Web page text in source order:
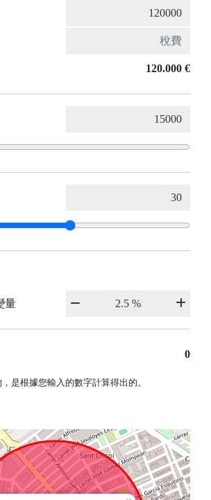
120.000 €
量
0
是根據您輸入的數字計算得出的。